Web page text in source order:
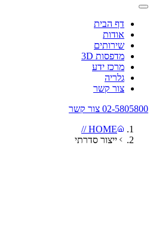
דף הבית
אודות
שירותים
מדפסות 3D
מרכז ידע
גלריה
צור קשר
02-5805800 צור קשר
HOME //
ייצור סדרתי